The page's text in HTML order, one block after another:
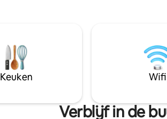
Keuken Wifi
Verblijf in de